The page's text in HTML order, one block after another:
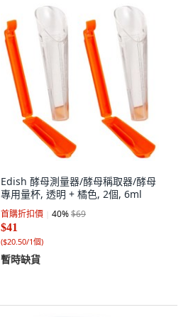
Edish 酵母測量器/酵母稱取器/酵母
專用量杯, 透明 + 橘色, 2個, 6ml
首購折扣價 40%$69
$41
($20.50/1個)
暫時缺貨